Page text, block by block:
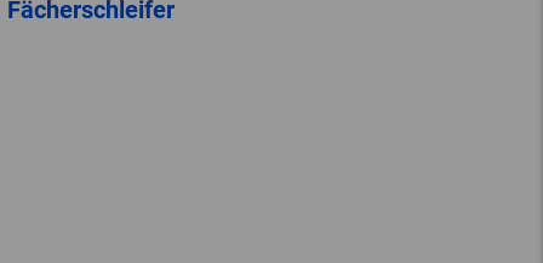
Fächerschleifer